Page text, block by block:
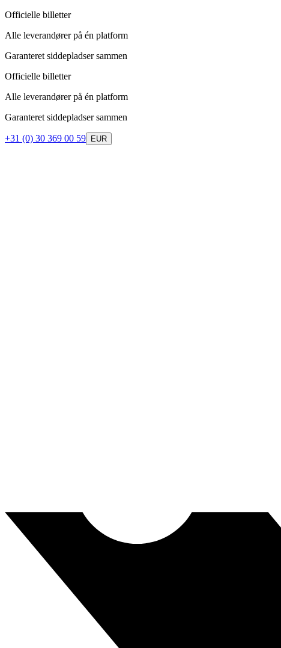
Officielle billetter
Alle leverandører på én platform
Garanteret siddepladser sammen
Officielle billetter
Alle leverandører på én platform
Garanteret siddepladser sammen
+31 (0) 30 369 00 59 EUR